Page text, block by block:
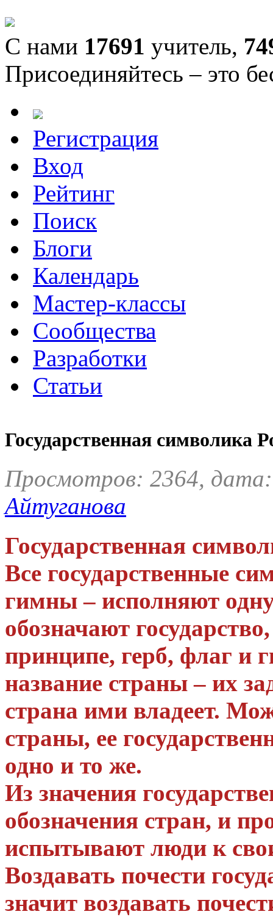
С нами 17691 учитель,
Присоединяйтесь – это
Регистрация
Вход
Рейтинг
Поиск
Блоги
Календарь
Мастер-классы
Сообщества
Разработки
Статьи
Государственная символика
Просмотров: 2364,
Айтуганова
Государственная
Все государственные
гимны – исполняют
обозначают
принципе, герб, флаг и
название страны – их
страна ими владеет.
страны, ее
одно и то же.
Из значения
обозначения стран, и
испытывают люди к
Воздавать почести
значит воздавать